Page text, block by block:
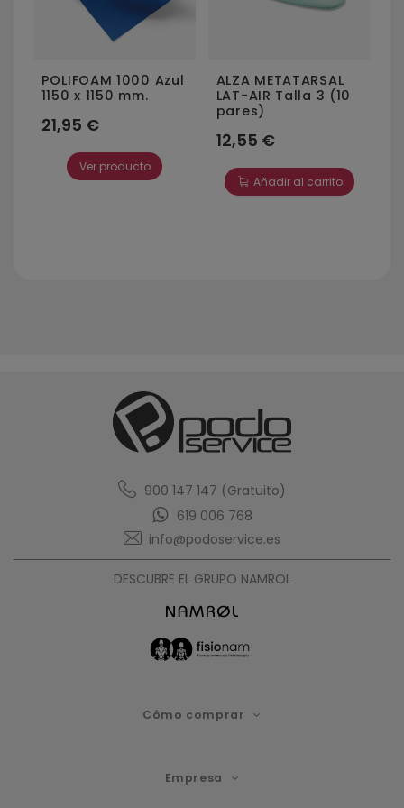
POLIFOAM 1000 Azul
1150 x 1150 mm.
21,95 €
Ver producto
ALZA METATARSAL
LAT-AIR Talla 3 (10
pares)
12,55 €
Añadir al carrito
900 147 147 (Gratuito)
619 006 768
info@podoservice.es
DESCUBRE EL GRUPO NAMROL
Cómo comprar
Empresa